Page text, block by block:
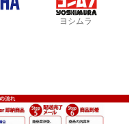
ヨシムラ